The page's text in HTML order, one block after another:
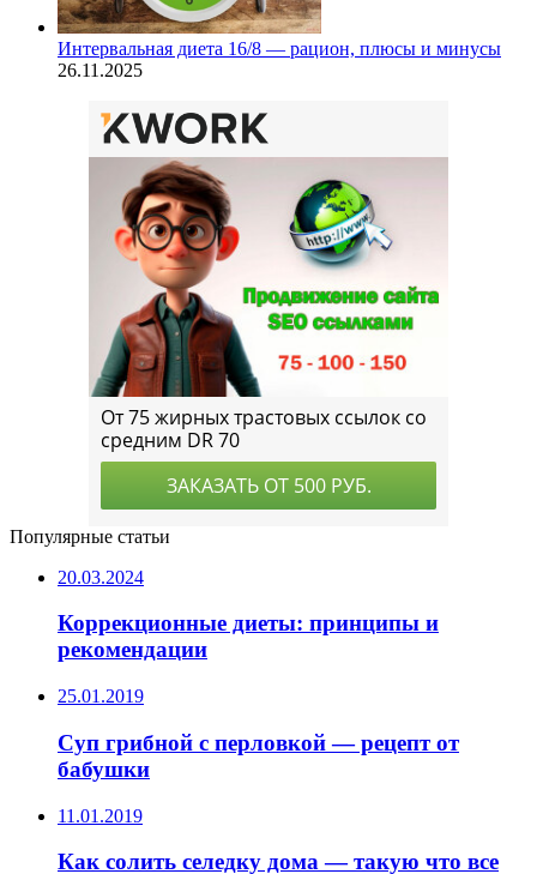
Интервальная диета 16/8 — рацион, плюсы и минусы
26.11.2025
Популярные статьи
20.03.2024
Коррекционные диеты: принципы и
рекомендации
25.01.2019
Суп грибной с перловкой — рецепт от
бабушки
11.01.2019
Как солить селедку дома — такую что все